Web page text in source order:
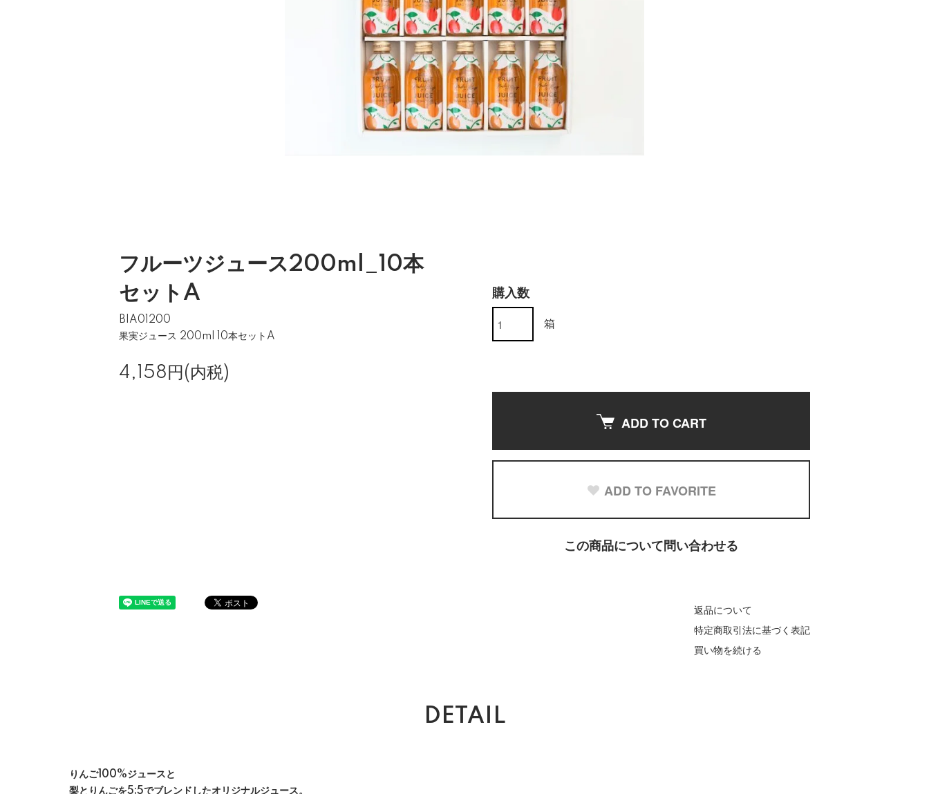
フルーツジュース200ml_10本
セットA
BIA01200
果実ジュース 200ml 10本セットA
4,158円(内税)
購入数
箱
ADD TO CART
ADD TO FAVORITE
この商品について問い合わせる
返品について
特定商取引法に基づく表記
買い物を続ける
DETAIL
りんご100%ジュースと
梨とりんごを5:5でブレンドしたオリジナルジュース。